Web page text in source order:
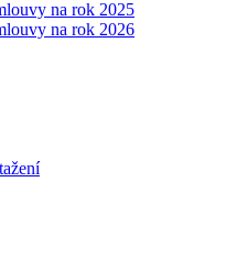
na rok 2025
na rok 2026